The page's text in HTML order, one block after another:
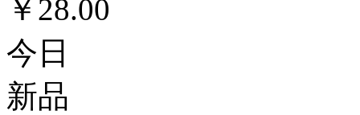
￥28.00
今日
新品